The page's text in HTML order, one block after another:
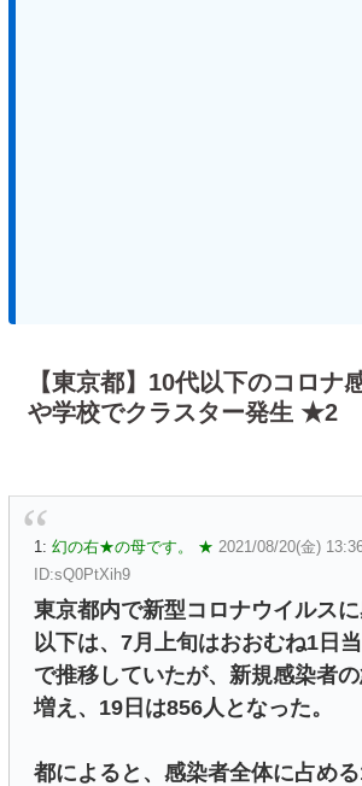
【東京都】10代以下のコロ
や学校でクラスター発生 ★2
1: 幻の右★の母です。 ★ 2021/08/20(金)
ID:sQ0PtXih9
東京都内で新型コロナウイルス
以下は、7月上旬はおおむね1日
で推移していたが、新規感染者
増え、19日は856人となった。
都によると、感染者全体に占め